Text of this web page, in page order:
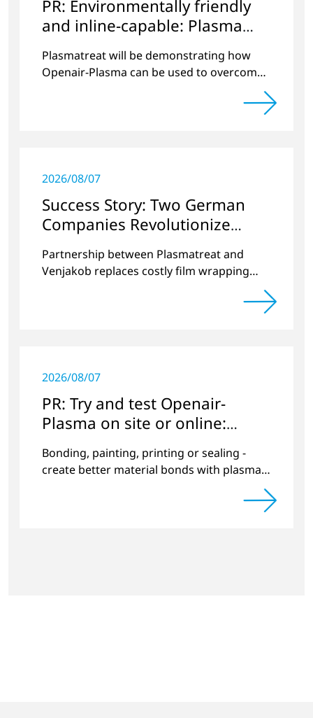
PR: Environmentally friendly
and inline-capable: Plasma
pretreatment for efficient and
long-lasting batteries
Plasmatreat will be demonstrating how
Openair-Plasma can be used to overcome
various challenges in battery production at
2026/08/07
Success Story: Two German
Companies Revolutionize
Battery Cell Production in the
E-Mobility Sector
Partnership between Plasmatreat and
Venjakob replaces costly film wrapping
2026/08/07
PR: Try and test Openair-
Plasma on site or online:
"Book-a-Demo” Service from
Plasmatreat
Bonding, painting, printing or sealing -
create better material bonds with plasma